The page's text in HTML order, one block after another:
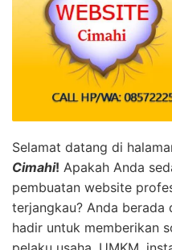
Selamat datang di
Cimahi! Apakah Anda
pembuatan website
terjangkau? Anda
hadir untuk memberikan